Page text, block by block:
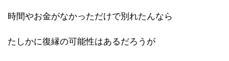
時間やお金がなかっただけで別れたんなら
たしかに復縁の可能性はあるだろうが